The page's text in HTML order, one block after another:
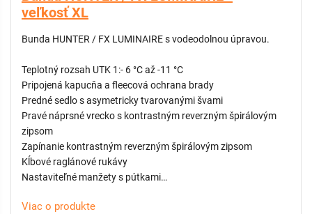
veľkosť XL
Bunda HUNTER / FX LUMINAIRE s vodeodolnou úpravou.
Teplotný rozsah UTK 1:- 6 °C až -11 °C
Pripojená kapucňa a fleecová ochrana brady
Predné sedlo s asymetricky tvarovanými švami
Pravé náprsné vrecko s kontrastným reverzným špirálovým
zipsom
Zapínanie kontrastným reverzným špirálovým zipsom
Kĺbové raglánové rukávy
Nastaviteľné manžety s pútkami
Prístup k audio portu cez ľavé spodné vrecko
Viac o produkte